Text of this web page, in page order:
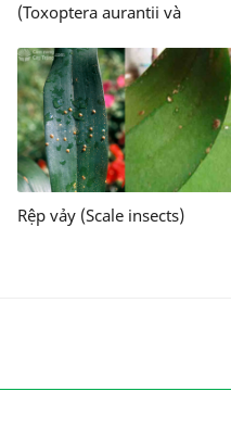
(Toxoptera aurantii và
Rệp vảy (Scale insects)